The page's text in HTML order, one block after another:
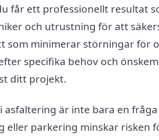
får ett professionellt resultat
och utrustning för att
som minimerar störningar för
specifika behov och
ditt projekt.
asfaltering är inte bara en
eller parkering minskar risken